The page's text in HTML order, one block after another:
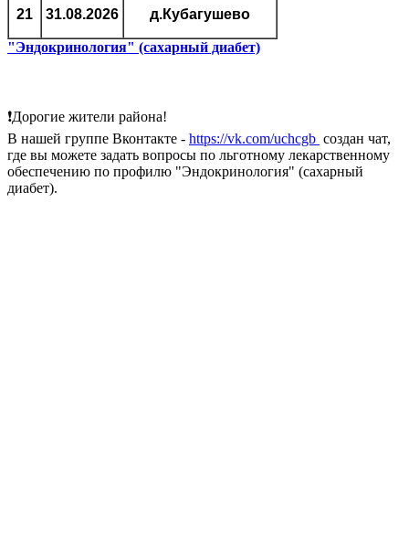
21 31.08.2026 д.Кубагушево
"Эндокринология" (сахарный диабет)
❗Дорогие жители района!
В нашей группе Вконтакте - https://vk.com/uchcgb создан чат,
где вы можете задать вопросы по льготному лекарственному
обеспечению по профилю "Эндокринология" (сахарный
диабет).